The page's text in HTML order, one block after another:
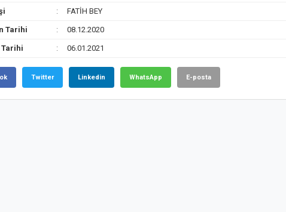
FATİH BEY
Tarihi 08.12.2020
06.01.2021
Twitter Linkedin WhatsApp E-posta